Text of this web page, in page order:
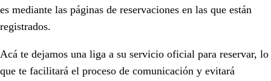
es mediante las páginas de reservaciones en las que están
registrados.
Acá te dejamos una liga a su servicio oficial para reservar, lo
que te facilitará el proceso de comunicación y evitará